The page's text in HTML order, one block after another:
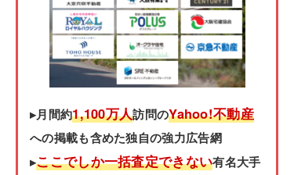
▸月間約1,100万人訪問のYahoo!不動産
への掲載も含めた独自の強力広告網
▸ここでしか一括査定できない有名大手